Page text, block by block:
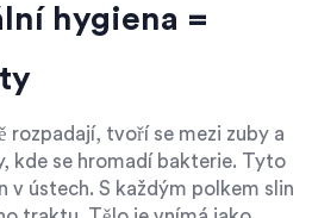
hygiena =
rozpadají, tvoří se mezi zuby a
kde se hromadí bakterie. Tyto
v ústech. S každým polkem slin